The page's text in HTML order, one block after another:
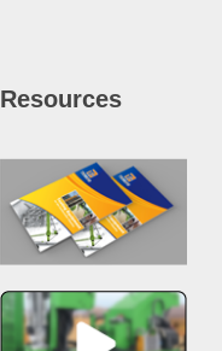
Resources